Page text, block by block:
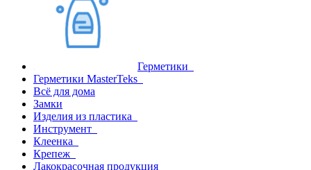
Герметики
Герметики MasterTeks
Всё для дома
Замки
Изделия из пластика
Инструмент
Клеенка
Крепеж
Лакокрасочная продукция